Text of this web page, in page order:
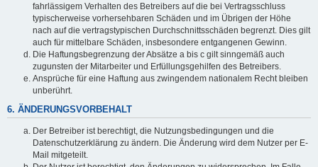
fahrlässigem Verhalten des Betreibers auf die bei Vertragsschluss
typischerweise vorhersehbaren Schäden und im Übrigen der Höhe
nach auf die vertragstypischen Durchschnittsschäden begrenzt. Dies gilt
auch für mittelbare Schäden, insbesondere entgangenen Gewinn.
Die Haftungsbegrenzung der Absätze a bis c gilt sinngemäß auch
zugunsten der Mitarbeiter und Erfüllungsgehilfen des Betreibers.
Ansprüche für eine Haftung aus zwingendem nationalem Recht bleiben
unberührt.
6. ÄNDERUNGSVORBEHALT
Der Betreiber ist berechtigt, die Nutzungsbedingungen und die
Datenschutzerklärung zu ändern. Die Änderung wird dem Nutzer per E-
Mail mitgeteilt.